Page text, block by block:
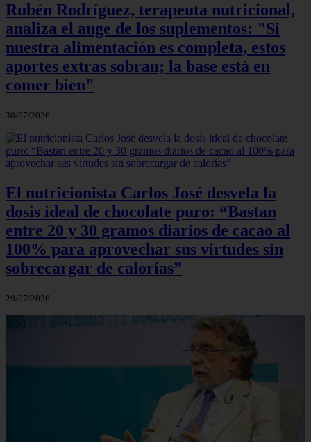
Rubén Rodríguez, terapeuta nutricional,
analiza el auge de los suplementos: "Si
nuestra alimentación es completa, estos
aportes extras sobran; la base está en
comer bien"
30/07/2026
El nutricionista Carlos José desvela la
dosis ideal de chocolate puro: “Bastan
entre 20 y 30 gramos diarios de cacao al
100% para aprovechar sus virtudes sin
sobrecargar de calorías”
29/07/2026